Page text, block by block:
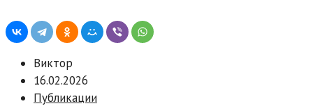
Виктор
16.02.2026
Публикации